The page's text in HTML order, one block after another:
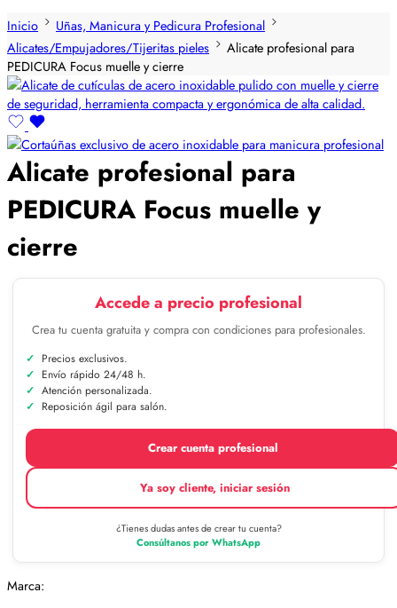
Inicio
Uñas, Manicura y Pedicura Profesional
Alicates/Empujadores/Tijeritas pieles
Alicate profesional para
PEDICURA Focus muelle y cierre
Alicate profesional para
PEDICURA Focus muelle y
cierre
Accede a precio profesional
Crea tu cuenta gratuita y compra con condiciones para profesionales.
Precios exclusivos.
Envío rápido 24/48 h.
Atención personalizada.
Reposición ágil para salón.
Crear cuenta profesional
Ya soy cliente, iniciar sesión
¿Tienes dudas antes de crear tu cuenta?
Consúltanos por WhatsApp
Marca: